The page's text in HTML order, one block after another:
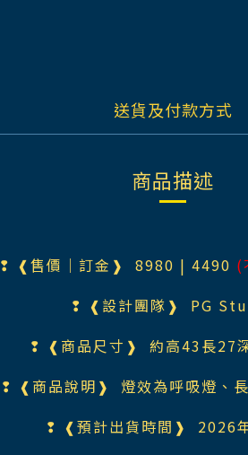
送貨及付款方式
商品描述
❢ ❰售價｜訂金❱ 8980 | 4490 (
❢ ❰設計團隊❱ PG
❢ ❰商品尺寸❱ 約高43長27
❢ ❰商品說明❱
燈效為呼吸燈、
❢ ❰預計出貨時間❱ 2026